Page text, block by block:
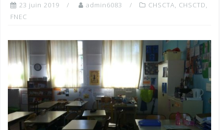
23 juin 2019 admin6083 CHSCTA, CHSCTD,
FNEC